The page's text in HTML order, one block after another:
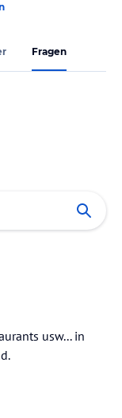
Fragen
usw... in